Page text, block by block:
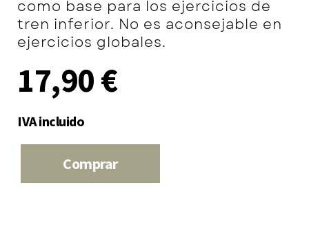
como base para los ejercicios de
tren inferior. No es aconsejable en
ejercicios globales.
17,90 €
IVA incluido
Comprar